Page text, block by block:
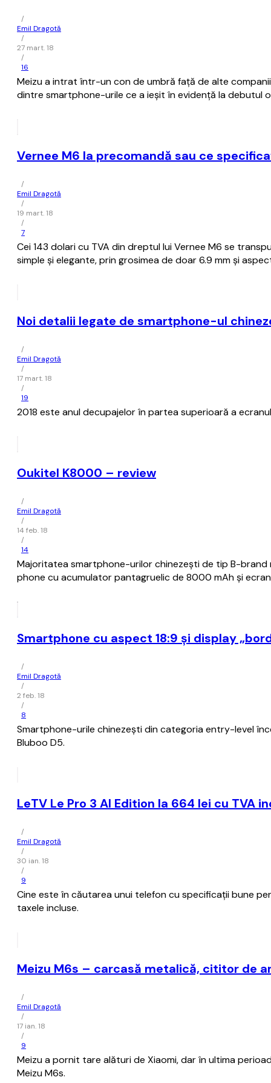
/
Emil Dragotă
/
27 mart. 18
/
16
Meizu a intrat într-un con de umbră față de alte
dintre smartphone-urile ce a ieșit în evidență la debutul
Vernee M6 la precomandă sau ce
/
Emil Dragotă
/
19 mart. 18
/
7
Cei 143 dolari cu TVA din dreptul lui Vernee M6 se
simple și elegante, prin grosimea de doar 6.9 mm și
Noi detalii legate de smartphone-ul
/
Emil Dragotă
/
17 mart. 18
/
19
2018 este anul decupajelor în partea superioară a
Oukitel K8000 – review
/
Emil Dragotă
/
14 feb. 18
/
14
Majoritatea smartphone-urilor chinezești de tip B-brand
phone cu acumulator pantagruelic de 8000 mAh și
Smartphone cu aspect 18:9 și display
/
Emil Dragotă
/
2 feb. 18
/
8
Smartphone-urile chinezești din categoria entry-level
Bluboo D5.
LeTV Le Pro 3 AI Edition la 664 lei cu
/
Emil Dragotă
/
30 ian. 18
/
9
Cine este în căutarea unui telefon cu specificații bune
taxele incluse.
Meizu M6s – carcasă metalică, cititor de
/
Emil Dragotă
/
17 ian. 18
/
9
Meizu a pornit tare alături de Xiaomi, dar în ultima
Meizu M6s.